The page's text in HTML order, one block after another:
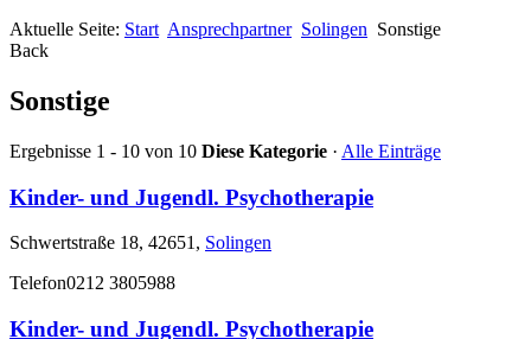
Aktuelle Seite: Start Ansprechpartner Solingen Sonstige
Back
Sonstige
Ergebnisse 1 - 10 von 10 Diese Kategorie · Alle Einträge
Kinder- und Jugendl. Psychotherapie
Schwertstraße 18, 42651, Solingen
Telefon0212 3805988
Kinder- und Jugendl. Psychotherapie